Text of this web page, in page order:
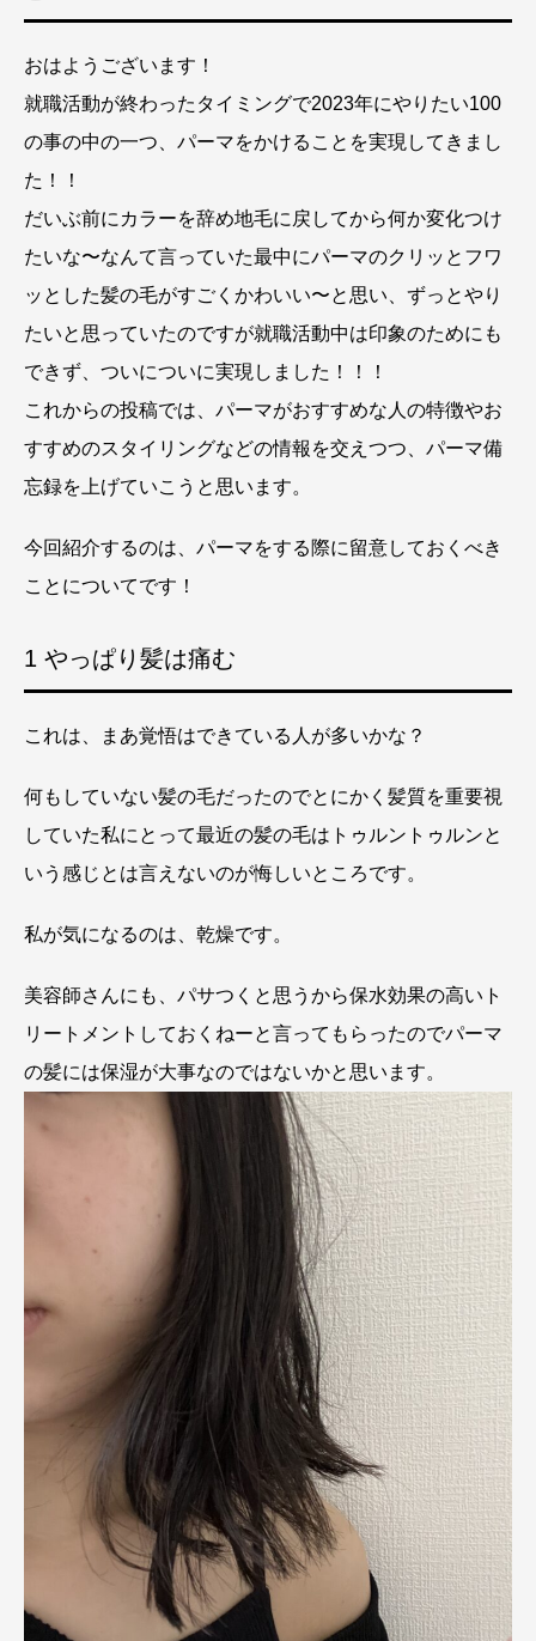
おはようございます！
就職活動が終わったタイミングで2023年にやりたい100
の事の中の一つ、パーマをかけることを実現してきまし
た！！
だいぶ前にカラーを辞め地毛に戻してから何か変化つけ
たいな〜なんて言っていた最中にパーマのクリッとフワ
ッとした髪の毛がすごくかわいい〜と思い、ずっとやり
たいと思っていたのですが就職活動中は印象のためにも
できず、ついについに実現しました！！！
これからの投稿では、パーマがおすすめな人の特徴やお
すすめのスタイリングなどの情報を交えつつ、パーマ備
忘録を上げていこうと思います。
今回紹介するのは、パーマをする際に留意しておくべき
ことについてです！
1 やっぱり髪は痛む
これは、まあ覚悟はできている人が多いかな？
何もしていない髪の毛だったのでとにかく髪質を重要視
していた私にとって最近の髪の毛はトゥルントゥルンと
いう感じとは言えないのが悔しいところです。
私が気になるのは、乾燥です。
美容師さんにも、パサつくと思うから保水効果の高いト
リートメントしておくねーと言ってもらったのでパーマ
の髪には保湿が大事なのではないかと思います。